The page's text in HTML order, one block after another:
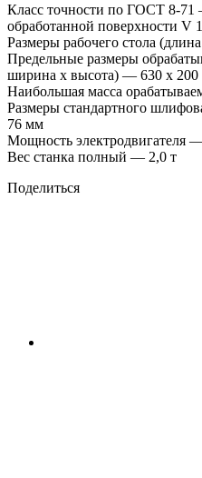
Класс точности по ГОСТ 8-
обработанной поверхности V
Размеры рабочего стола
Предельные размеры
ширина х высота) — 630 х 200
Наибольшая масса
Размеры стандартного
76 мм
Мощность электродвигателя
Вес станка полный — 2,0 т
Поделиться